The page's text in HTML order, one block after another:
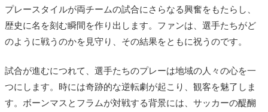
プレースタイルが両チームの試合にさらなる興奮をもたらし、
歴史に名を刻む瞬間を作り出します。ファンは、選手たちがど
のように戦うのかを見守り、その結果をともに祝うのです。
試合が進むにつれて、選手たちのプレーは地域の人々の心を一
つにします。時には奇跡的な逆転劇が起こり、観客を魅了しま
す。ボーンマスとフラムが対戦する背景には、サッカーの醍醐